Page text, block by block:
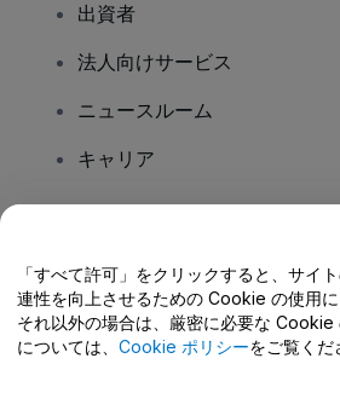
出資者
法人向けサービス
ニュースルーム
キャリア
ヘルプセンター / こちらまで
「すべて許可」をクリックすると、サイ
連性を向上させるための Cookie の使用に
それ以外の場合は、厳密に必要な
については、 Cookie ポリシーをご覧くだ